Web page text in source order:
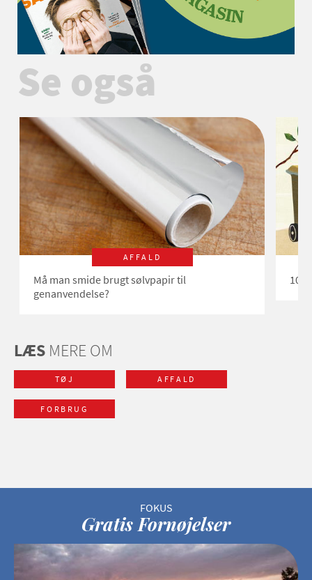
Se også
AFFALD
Må man smide brugt sølvpapir til
genanvendelse?
10
LÆS MERE OM
TØJ AFFALD
FORBRUG
Gratis Fornøjelser